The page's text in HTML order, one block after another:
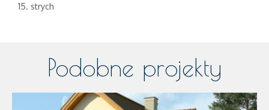
15. strych
Podobne projekty